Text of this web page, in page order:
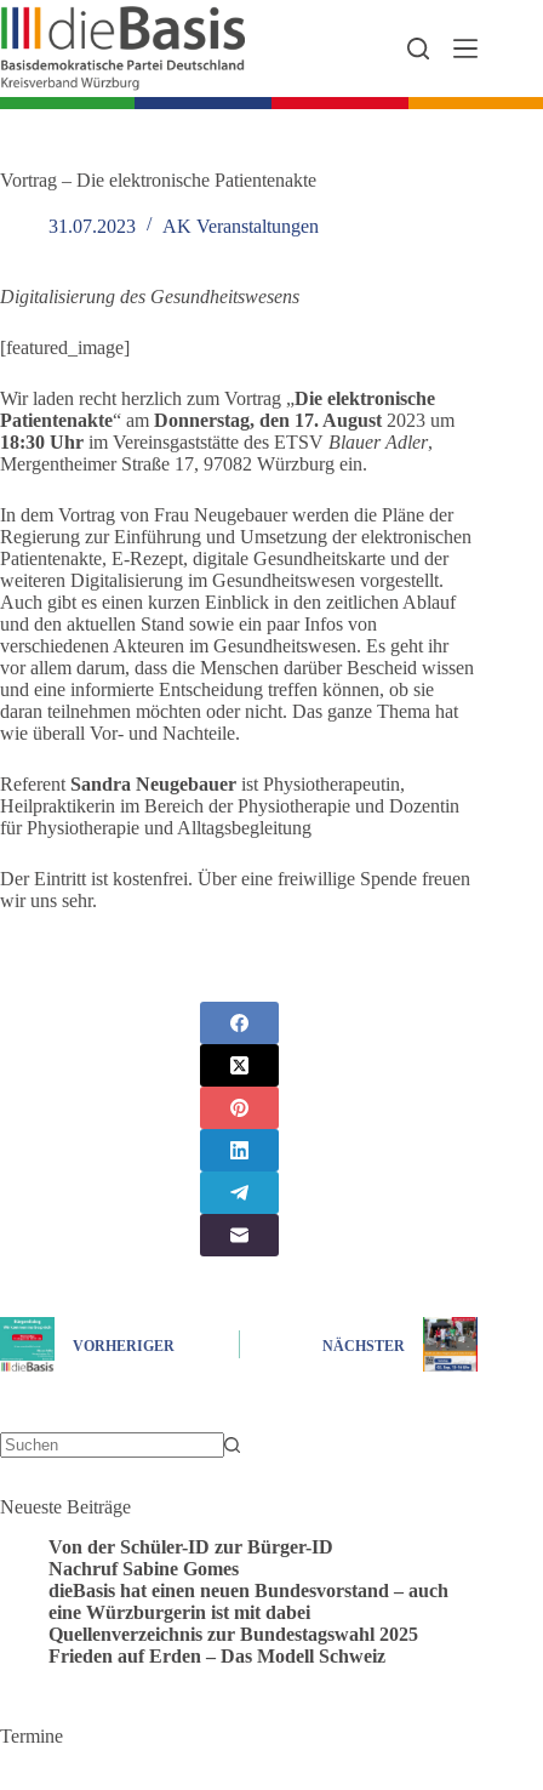
Zum
springen
Vortrag – Die elektronische Patientenakte
31.07.2023 AK Veranstaltungen
Digitalisierung des Gesundheitswesens
[featured_image]
Wir laden recht herzlich zum Vortrag „Die elektronische
Patientenakte“ am Donnerstag, den 17. August 2023 um
18:30 Uhr im Vereinsgaststätte des ETSV Blauer Adler,
Mergentheimer Straße 17, 97082 Würzburg ein.
In dem Vortrag von Frau Neugebauer werden die Pläne der
Regierung zur Einführung und Umsetzung der elektronischen
Patientenakte, E-Rezept, digitale Gesundheitskarte und der
weiteren Digitalisierung im Gesundheitswesen vorgestellt.
Auch gibt es einen kurzen Einblick in den zeitlichen Ablauf
und den aktuellen Stand sowie ein paar Infos von
verschiedenen Akteuren im Gesundheitswesen. Es geht ihr
vor allem darum, dass die Menschen darüber Bescheid wissen
und eine informierte Entscheidung treffen können, ob sie
daran teilnehmen möchten oder nicht. Das ganze Thema hat
wie überall Vor- und Nachteile.
Referent Sandra Neugebauer ist Physiotherapeutin,
Heilpraktikerin im Bereich der Physiotherapie und Dozentin
für Physiotherapie und Alltagsbegleitung
Der Eintritt ist kostenfrei. Über eine freiwillige Spende freuen
wir uns sehr.
VORHERIGER NÄCHSTER
Neueste Beiträge
Von der Schüler-ID zur Bürger-ID
Nachruf Sabine Gomes
dieBasis hat einen neuen Bundesvorstand – auch
eine Würzburgerin ist mit dabei
Quellenverzeichnis zur Bundestagswahl 2025
Frieden auf Erden – Das Modell Schweiz
Termine